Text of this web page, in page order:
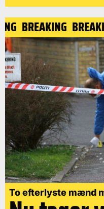
BREAKING
To efterlyste mænd